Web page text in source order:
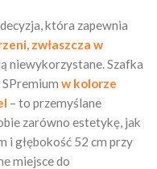
która zapewnia
zwłaszcza w
niewykorzystane. Szafka
w kolorze
– to przemyślane
zarówno estetykę, jak
i głębokość 52 cm przy
miejsce do